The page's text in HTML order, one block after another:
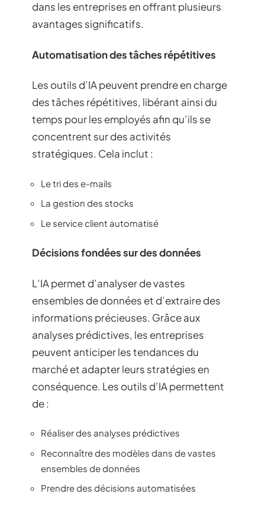
dans les entreprises en offrant plusieurs
avantages significatifs.
Automatisation des tâches répétitives
Les outils d’IA peuvent prendre en charge
des tâches répétitives, libérant ainsi du
temps pour les employés afin qu’ils se
concentrent sur des activités
stratégiques. Cela inclut :
Le tri des e-mails
La gestion des stocks
Le service client automatisé
Décisions fondées sur des données
L’IA permet d’analyser de vastes
ensembles de données et d’extraire des
informations précieuses. Grâce aux
analyses prédictives, les entreprises
peuvent anticiper les tendances du
marché et adapter leurs stratégies en
conséquence. Les outils d’IA permettent
de :
Réaliser des analyses prédictives
Reconnaître des modèles dans de vastes
ensembles de données
Prendre des décisions automatisées